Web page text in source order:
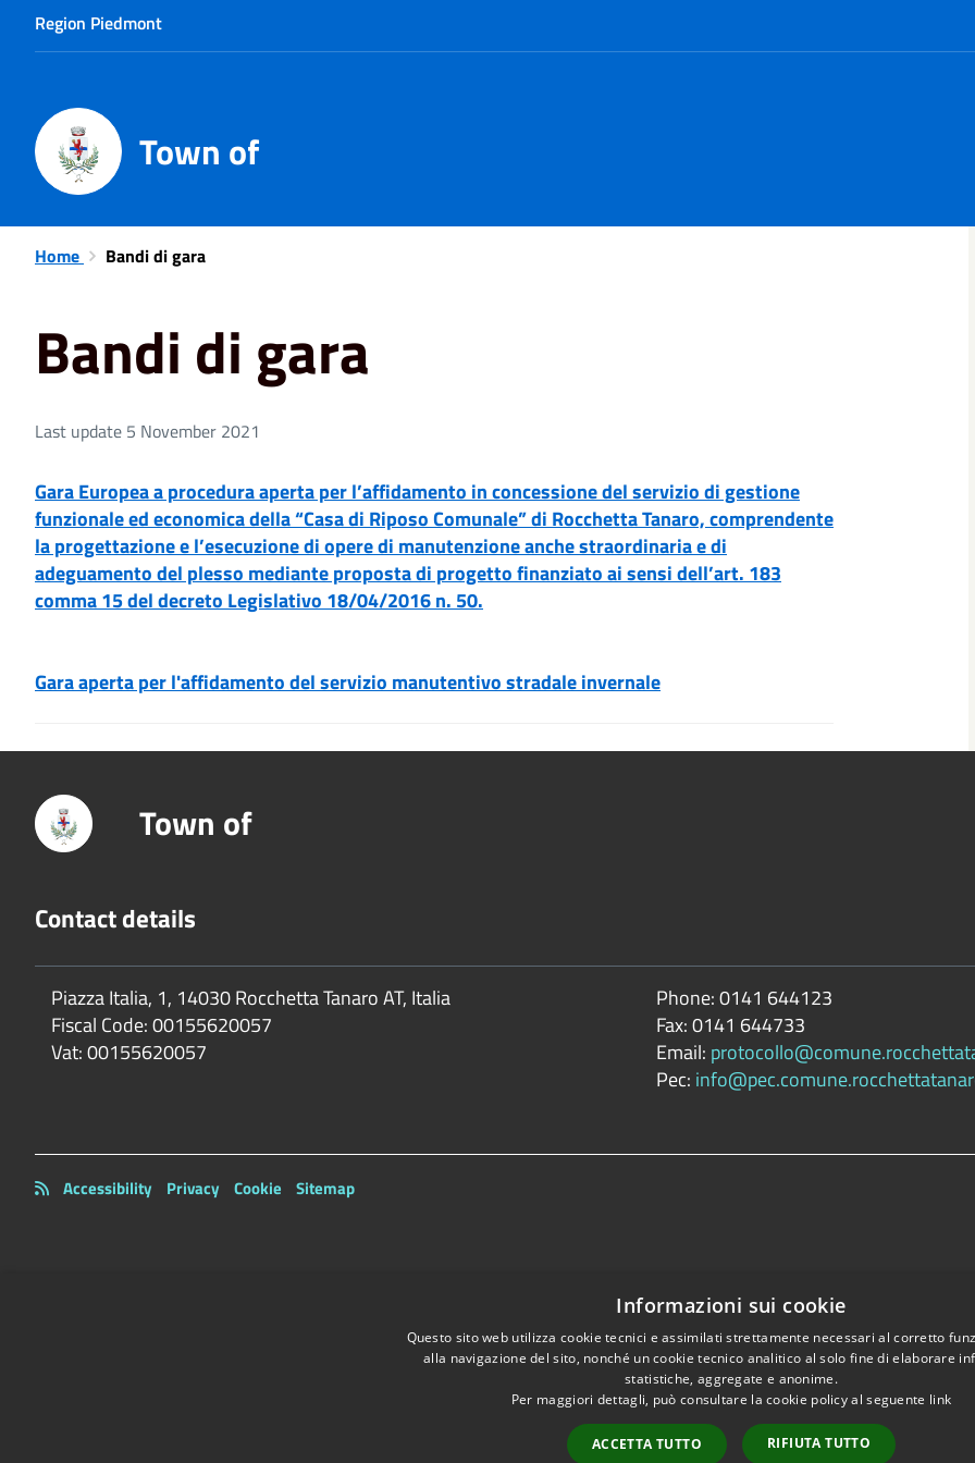
Region Piedmont
Town of
Home Bandi di gara
Bandi di gara
Last update 5 November 2021
Gara Europea a procedura aperta per l’affidamento in concessione del servizio di gestione
funzionale ed economica della “Casa di Riposo Comunale” di Rocchetta Tanaro, comprendente
la progettazione e l’esecuzione di opere di manutenzione anche straordinaria e di
adeguamento del plesso mediante proposta di progetto finanziato ai sensi dell’art. 183
comma 15 del decreto Legislativo 18/04/2016 n. 50.
Gara aperta per l'affidamento del servizio manutentivo stradale invernale
Town of
Contact details
Piazza Italia, 1, 14030 Rocchetta Tanaro AT, Italia
Fiscal Code:00155620057
Vat:00155620057
Phone:0141 644123
Fax:0141 644733
Email:
Pec:
Accessibility Privacy Cookie Sitemap
Informazioni sui cookie
Questo sito web utilizza cookie tecnici e assimilati strettamente necessari al corretto
alla navigazione del sito, nonché un cookie tecnico analitico al solo fine di elaborare
statistiche, aggregate e anonime.
Per maggiori dettagli, può consultare la cookie policy al seguente link
ACCETTA TUTTO RIFIUTA TUTTO